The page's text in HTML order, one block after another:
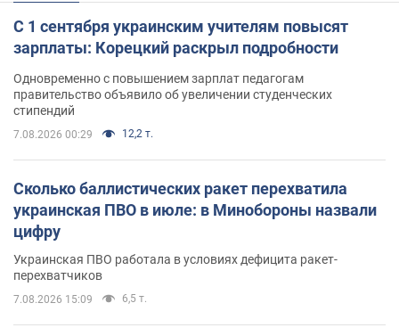
С 1 сентября украинским учителям повысят
зарплаты: Корецкий раскрыл подробности
Одновременно с повышением зарплат педагогам
правительство объявило об увеличении студенческих
стипендий
7.08.2026 00:29 12,2 т.
Сколько баллистических ракет перехватила
украинская ПВО в июле: в Минобороны назвали
цифру
Украинская ПВО работала в условиях дефицита ракет-
перехватчиков
7.08.2026 15:09 6,5 т.